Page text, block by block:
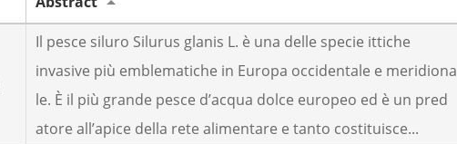
Il pesce siluro Silurus glanis L. è una delle specie ittiche
invasive più emblematiche in Europa occidentale e meridiona
le. È il più grande pesce d’acqua dolce europeo ed è un pred
atore all’apice della rete alimentare e tanto costituisce...